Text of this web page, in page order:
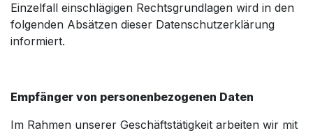
Einzelfall einschlägigen Rechtsgrundlagen wird in den
folgenden Absätzen dieser Datenschutzerklärung
informiert.
Empfänger von personenbezogenen Daten
Im Rahmen unserer Geschäftstätigkeit arbeiten wir mit